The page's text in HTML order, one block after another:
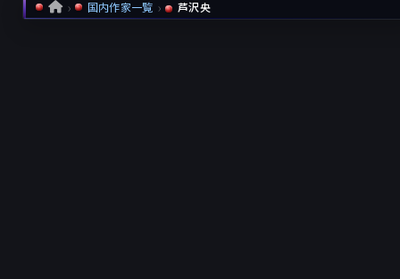
国内
海外
HOME 国内作家一覧 芦沢央